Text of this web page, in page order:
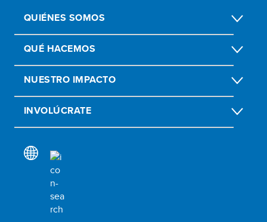
QUIÉNES SOMOS
QUÉ HACEMOS
NUESTRO IMPACTO
INVOLÚCRATE